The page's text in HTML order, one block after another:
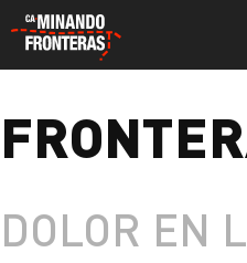
Portada » frontera sur
DOLOR EN